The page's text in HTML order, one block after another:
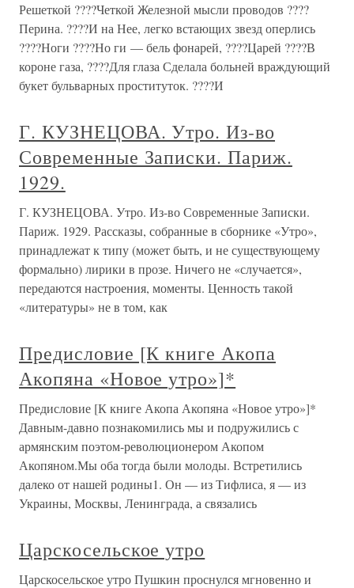
Решеткой ????Четкой Железной мысли проводов ????
Перина. ????И на Нее, легко встающих звезд оперлись
????Ноги ????Но ги — бель фонарей, ????Царей ????В
короне газа, ????Для глаза Сделала больней враждующий
букет бульварных проституток. ????И
Г. КУЗНЕЦОВА. Утро. Из-во
Современные Записки. Париж.
1929.
Г. КУЗНЕЦОВА. Утро. Из-во Современные Записки.
Париж. 1929. Рассказы, собранные в сборнике «Утро»,
принадлежат к типу (может быть, и не существующему
формально) лирики в прозе. Ничего не «случается»,
передаются настроения, моменты. Ценность такой
«литературы» не в том, как
Предисловие [К книге Акопа
Акопяна «Новое утро»]*
Предисловие [К книге Акопа Акопяна «Новое утро»]*
Давным-давно познакомились мы и подружились с
армянским поэтом-революционером Акопом
Акопяном.Мы оба тогда были молоды. Встретились
далеко от нашей родины1. Он — из Тифлиса, я — из
Украины, Москвы, Ленинграда, а связались
Царскосельское утро
Царскосельское утро Пушкин проснулся мгновенно и